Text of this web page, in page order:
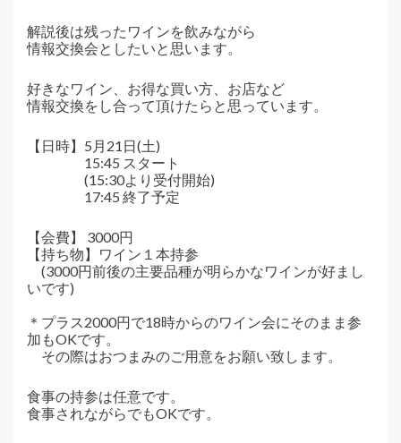
解説後は残ったワインを飲みながら
情報交換会としたいと思います。
好きなワイン、お得な買い方、お店など
情報交換をし合って頂けたらと思っています。
【日時】5月21日(土)
15:45 スタート
(15:30より受付開始)
17:45 終了予定
【会費】 3000円
【持ち物】ワイン１本持参
(3000円前後の主要品種が明らかなワインが好まし
いです)
＊プラス2000円で18時からのワイン会にそのまま参
加もOKです。
その際はおつまみのご用意をお願い致します。
食事の持参は任意です。
食事されながらでもOKです。